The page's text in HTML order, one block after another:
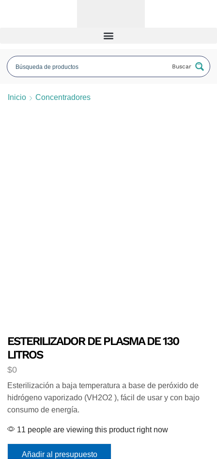
Buscar
Inicio Concentradores
ESTERILIZADOR DE PLASMA DE 130
LITROS
$0
Esterilización a baja temperatura a base de peróxido de
hidrógeno vaporizado (VH2O2 ), fácil de usar y con bajo
consumo de energía.
11 people are viewing this product right now
Añadir al presupuesto